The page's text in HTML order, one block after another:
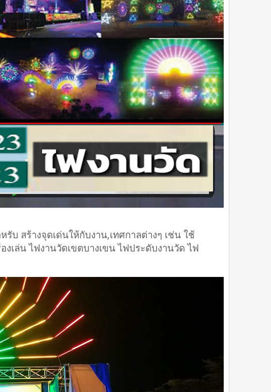
บ สร้างจุดเด่นให้กับงาน,เทศกาลต่างๆ เช่น ใช้
เล่น ไฟงานวัดเขตบางเขน ไฟประดับงานวัด ไฟ